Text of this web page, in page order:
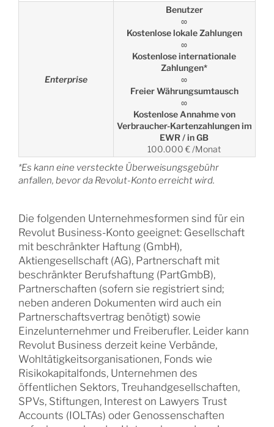
Enterprise
Benutzer
∞
Kostenlose lokale Zahlungen
∞
Kostenlose internationale
Zahlungen*
∞
Freier Währungsumtausch
∞
Kostenlose Annahme von
Verbraucher-Kartenzahlungen im
EWR / in GB
100.000 € /Monat
*Es kann eine versteckte Überweisungsgebühr
anfallen, bevor da Revolut-Konto erreicht wird.
Die folgenden Unternehmesformen sind für ein
Revolut Business-Konto geeignet: Gesellschaft
mit beschränkter Haftung (GmbH),
Aktiengesellschaft (AG), Partnerschaft mit
beschränkter Berufshaftung (PartGmbB),
Partnerschaften (sofern sie registriert sind;
neben anderen Dokumenten wird auch ein
Partnerschaftsvertrag benötigt) sowie
Einzelunternehmer und Freiberufler. Leider kann
Revolut Business derzeit keine Verbände,
Wohltätigkeitsorganisationen, Fonds wie
Risikokapitalfonds, Unternehmen des
öffentlichen Sektors, Treuhandgesellschaften,
SPVs, Stiftungen, Interest on Lawyers Trust
Accounts (IOLTAs) oder Genossenschaften